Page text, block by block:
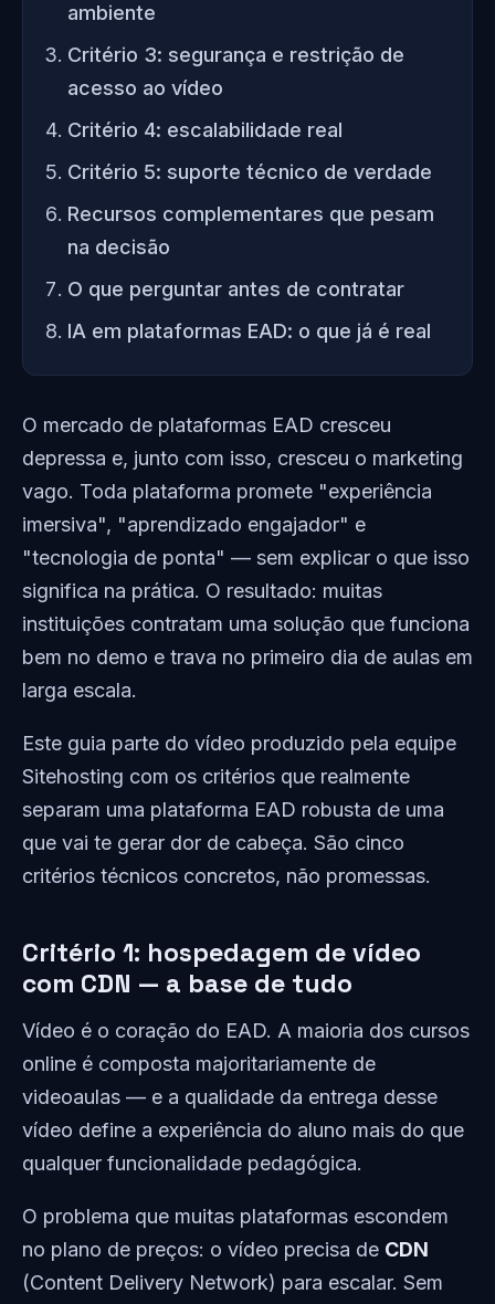
ambiente
Critério 3: segurança e restrição de
acesso ao vídeo
Critério 4: escalabilidade real
Critério 5: suporte técnico de verdade
Recursos complementares que pesam
na decisão
O que perguntar antes de contratar
IA em plataformas EAD: o que já é real
O mercado de plataformas EAD cresceu
depressa e, junto com isso, cresceu o marketing
vago. Toda plataforma promete "experiência
imersiva", "aprendizado engajador" e
"tecnologia de ponta" — sem explicar o que isso
significa na prática. O resultado: muitas
instituições contratam uma solução que funciona
bem no demo e trava no primeiro dia de aulas em
larga escala.
Este guia parte do vídeo produzido pela equipe
Sitehosting com os critérios que realmente
separam uma plataforma EAD robusta de uma
que vai te gerar dor de cabeça. São cinco
critérios técnicos concretos, não promessas.
Critério 1: hospedagem de vídeo
com CDN — a base de tudo
Vídeo é o coração do EAD. A maioria dos cursos
online é composta majoritariamente de
videoaulas — e a qualidade da entrega desse
vídeo define a experiência do aluno mais do que
qualquer funcionalidade pedagógica.
O problema que muitas plataformas escondem
no plano de preços: o vídeo precisa de CDN
(Content Delivery Network) para escalar. Sem